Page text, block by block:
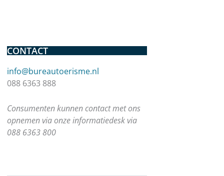
CONTACT
info@bureautoerisme.nl
088 6363 888
Consumenten kunnen contact met ons
opnemen via onze informatiedesk via
088 6363 800